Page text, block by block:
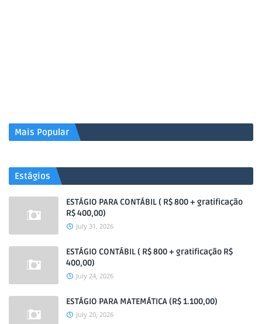
Mais Popular
Estágios
ESTÁGIO PARA CONTÁBIL ( R$ 800 + gratificação
R$ 400,00)
July 31, 2026
ESTÁGIO CONTÁBIL ( R$ 800 + gratificação R$
400,00)
July 24, 2026
ESTÁGIO PARA MATEMÁTICA (R$ 1.100,00)
July 20, 2026